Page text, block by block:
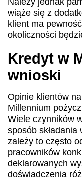
wiąże się z
klient ma
okoliczności
Kredyt w
wnioski
Opinie klientów
Millennium
Wiele czynników
sposób
zależy to często
pracowników
deklarowanych
doświadczenia